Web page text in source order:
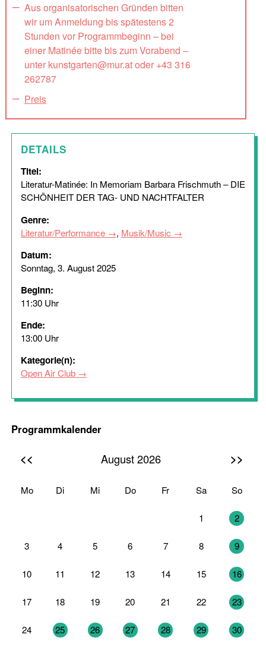
Aus organisatorischen Gründen bitten
wir um Anmeldung bis spätestens 2
Stunden vor Programmbeginn – bei
einer Matinée bitte bis zum Vorabend –
unter kunstgarten@mur.at oder +43 316
262787
Preis
DETAILS
Titel:
Literatur-Matinée: In Memoriam Barbara Frischmuth – DIE
SCHÖNHEIT DER TAG- UND NACHTFALTER
Genre:
Literatur/Performance , Musik/Music
Datum:
Sonntag, 3. August 2025
Beginn:
11:30 Uhr
Ende:
13:00 Uhr
Kategorie(n):
Open Air Club
Programmkalender
<< August 2026 >>
Mo Di Mi Do Fr Sa So
1 2
3 4 5 6 7 8 9
10 11 12 13 14 15 16
17 18 19 20 21 22 23
24 25 26 27 28 29 30